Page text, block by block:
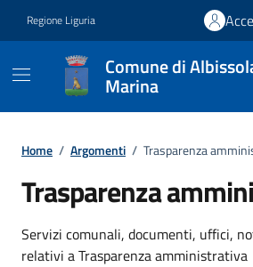
Regione Liguria
Comune di
Marina
Home / Argomenti / Trasparenza
Trasparenza
Dettagli
Servizi comunali, documenti, uffici,
relativi a Trasparenza amministrativa